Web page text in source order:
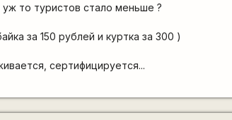
то туристов стало меньше ?
за 150 рублей и куртка за 300 )
сертифицируется...